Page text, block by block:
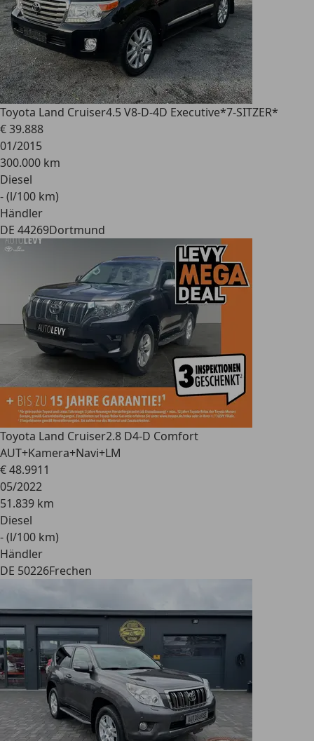
Toyota Land Cruiser4.5 V8-D-4D Executive*7-SITZER*
€ 39.888
01/2015
300.000 km
Diesel
- (l/100 km)
Händler
DE 44269Dortmund
Toyota Land Cruiser2.8 D4-D Comfort
AUT+Kamera+Navi+LM
€ 48.9911
05/2022
51.839 km
Diesel
- (l/100 km)
Händler
DE 50226Frechen